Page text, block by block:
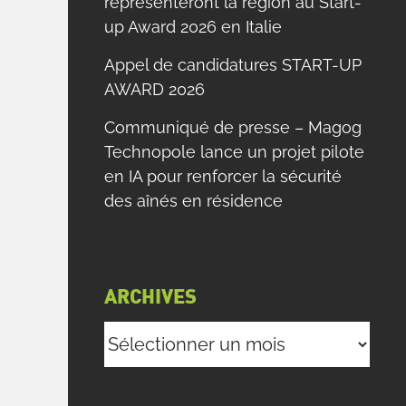
up Award 2026 en Italie
Appel de candidatures START-UP
AWARD 2026
Communiqué de presse – Magog
Technopole lance un projet pilote
en IA pour renforcer la sécurité
des aînés en résidence
ARCHIVES
Archives